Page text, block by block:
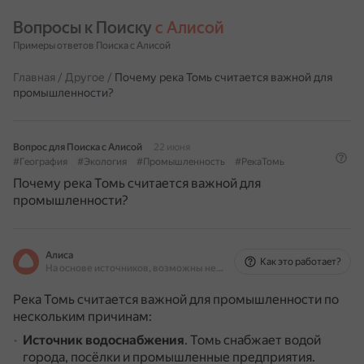
Вопросы к Поиску с Алисой
Примеры ответов Поиска с Алисой
Главная / Другое / Почему река Томь считается важной для
промышленности?
Вопрос для Поиска с Алисой
22 июня
#География
#Экология #Промышленность #РекаТомь
Почему река Томь считается важной для
промышленности?
Алиса
На основе источников, возможны неточности
Как это работает?
Река Томь считается важной для промышленности по
нескольким причинам:
Источник водоснабжения. Томь снабжает водой
города, посёлки и промышленные предприятия.